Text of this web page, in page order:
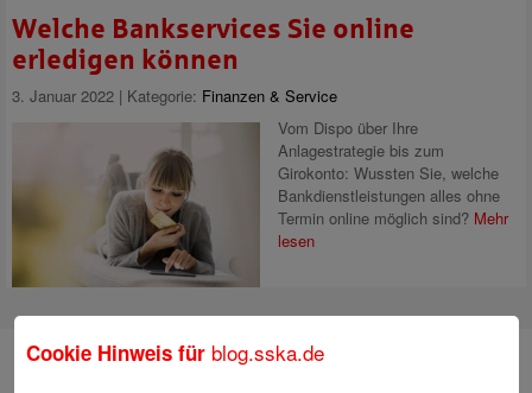
Welche Bankservices Sie online
erledigen können
3. Januar 2022 | Kategorie: Finanzen & Service
Vom Dispo über Ihre
Anlagestrategie bis zum
Girokonto: Wussten Sie, welche
Bankdienstleistungen alles ohne
Termin online möglich sind? Mehr
lesen
Suche
Cookie Hinweis für blog.sska.de